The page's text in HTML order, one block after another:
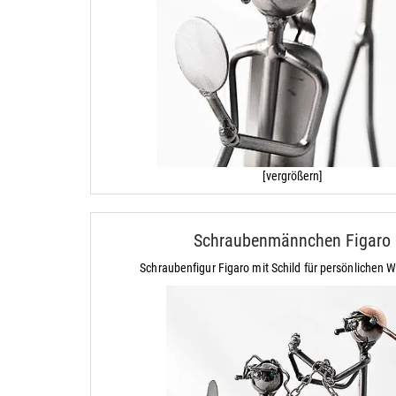
[vergrößern]
Schraubenmännchen Figaro
Schraubenfigur Figaro mit Schild für persönlichen